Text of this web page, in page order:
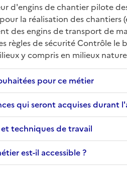
d'engins de chantier pilote
la réalisation des
des engins de transport de
règles de sécurité Contrôle
y compris en milieux
pour ce métier
qui seront acquises durant
techniques de travail
est-il accessible ?